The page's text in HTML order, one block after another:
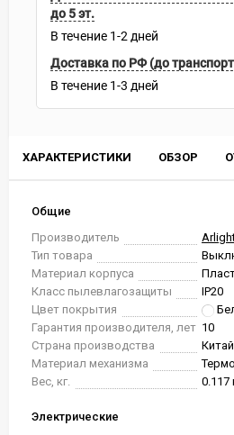
ХАРАКТЕРИСТИКИ ОБЗОР
Общие
Производитель
Тип товара
Материал корпуса
Класс пылевлагозащиты
IP20
Цвет покрытия
Гарантия производителя, лет 10
Страна производства
Китай
Материал механизма
Вес, кг.
0.117
Электрические
до 5 эт.
В течение 1-2 дней
Доставка по РФ (до
В течение 1-3 дней